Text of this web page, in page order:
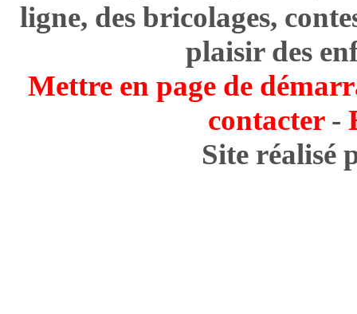
ligne, des bricolages,
plaisir des
Mettre en page de
contacter-
Site réalisé